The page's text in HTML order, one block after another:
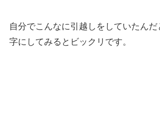
自分でこんなに引越しをしていたん
字にしてみるとビックリです。